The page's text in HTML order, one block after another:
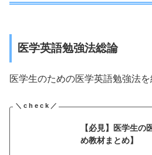
医学英語勉強法総論
医学生のための医学英語勉強法を
【必見】医学生の
め教材まとめ】